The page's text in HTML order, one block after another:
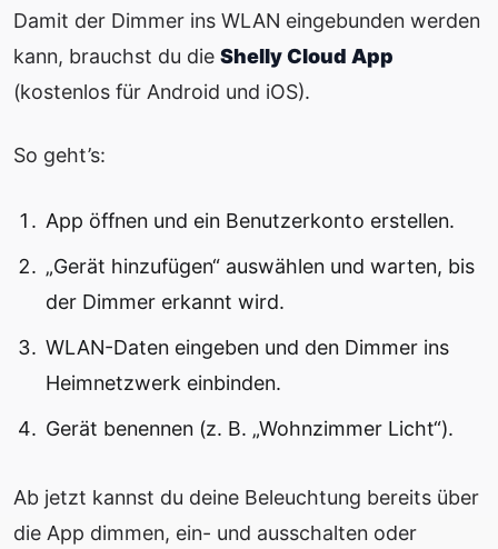
Damit der Dimmer ins WLAN eingebunden werden
kann, brauchst du die Shelly Cloud App
(kostenlos für Android und iOS).
So geht’s:
App öffnen und ein Benutzerkonto erstellen.
„Gerät hinzufügen“ auswählen und warten, bis
der Dimmer erkannt wird.
WLAN-Daten eingeben und den Dimmer ins
Heimnetzwerk einbinden.
Gerät benennen (z. B. „Wohnzimmer Licht“).
Ab jetzt kannst du deine Beleuchtung bereits über
die App dimmen, ein- und ausschalten oder